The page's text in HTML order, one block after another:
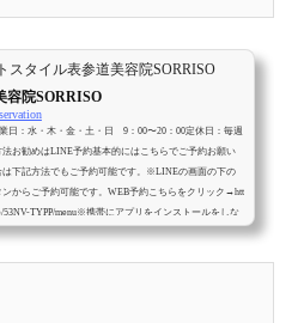
スタイル表参道美容院SORRISO
容院SORRISO
日：水・木・金・土・日 9：00〜20：00定休日：毎週
法お勧めはLINE予約基本的にはこちらでご予約お願い
は下記方法でもご予約可能です。※LINEの画面の下の
からご予約可能です。WEB予約こちらをクリック→htt
53NV-TYPP/menu※携帯にアプリをインストールをしな